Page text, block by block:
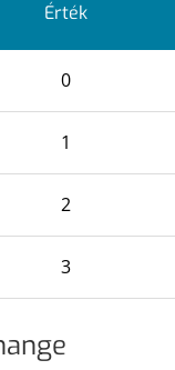
Érték
0
1
2
3